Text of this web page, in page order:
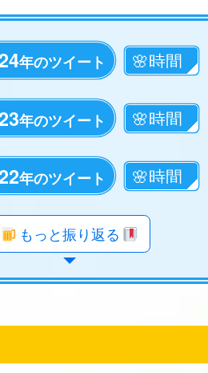
年のツイート
年のツイート
年のツイート
年のツイート
年のツイート
年のツイート
年のツイート
年のツイート
年のツイート
年のツイート
年のツイート
年のツイート
年のツイート
年のツイート
年のツイート
年のツイート
年のツイート
年のツイート
年のツイート
もっと振り返る